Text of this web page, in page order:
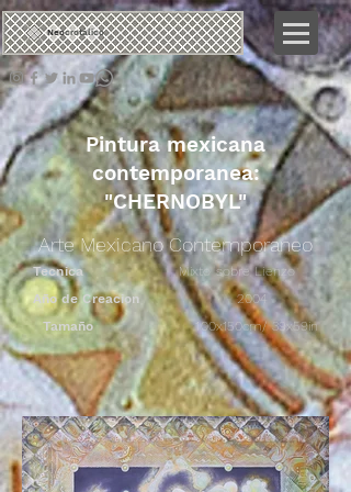
Neocrotálico
Pintura mexicana
contemporanea:
"CHERNOBYL"
Arte Mexicano Contemporaneo
Tecnica
Mixto sobre Lienzo
Año de Creacion
Tamaño
2004
100x150cm/ 39x59in